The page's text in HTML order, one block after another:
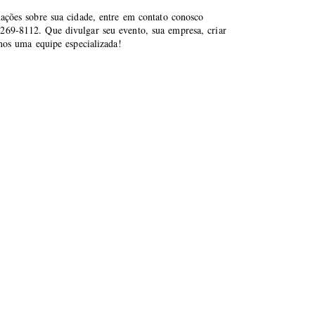
sobre sua cidade, entre em contato conosco
8112. Que divulgar seu evento, sua empresa, criar
uma equipe especializada!